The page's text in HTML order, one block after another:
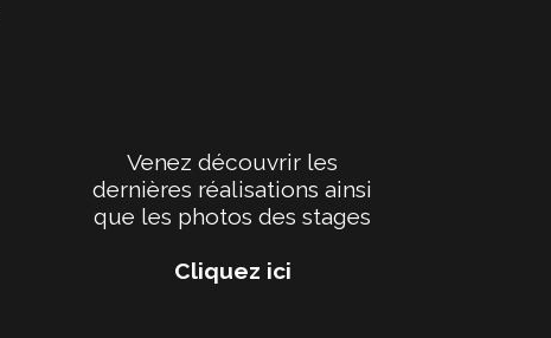
Venez découvrir les
dernières réalisations ainsi
que les photos des stages
Cliquez ici